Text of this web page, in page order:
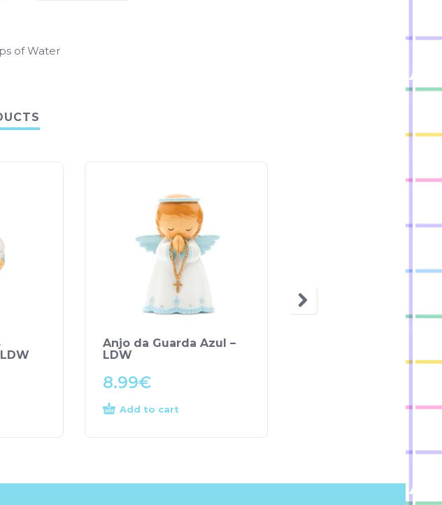
of Water
Anjo da Guarda Azul –
LDW
8.99€
Add to cart